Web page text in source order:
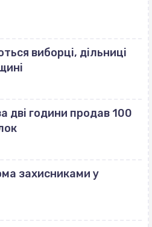
виборці, дільниці
дві години продав 100
захисниками у